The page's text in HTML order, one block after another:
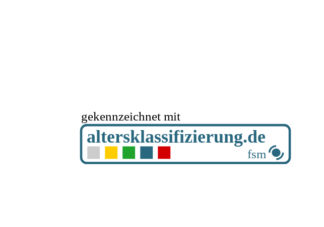
altersklassifizierung.de
fsm
gekennzeichnet mit